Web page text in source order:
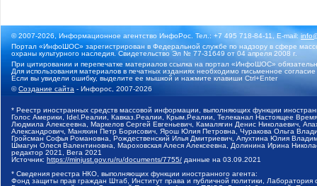
© 2007-2026, Информационное агентство ИнфоРос. Тел.: +7 495 718-84-11, E-mail:
Портал «ИнфоШОС» зарегистрирован в Федеральной службе по надзору в сфере
охраны культурного наследия. Свидетельство Эл № 77-31649 от 04 апреля 2008 г.
При цитировании и перепечатке материалов ссылка на портал «ИнфоШОС»
Для использования материалов в печатных изданиях необходимо письменное
Если вы увидели ошибку, выделите ее мышкой и нажмите клавиши Ctrl+Enter
©Создание сайта - Инфорос, 2007-2026
* Реестр иностранных средств массовой информации, выполняющих функции
Голос Америки, Idel.Реалии, Кавказ.Реалии, Крым.Реалии, Телеканал Настоящее
Людмила Алексеевна, Маркелов Сергей Евгеньевич, Камалягин Денис Николаевич,
Александрович, Маняхин Петр Борисович, Ярош Юлия Петровна, Чуракова Ольга
Гройсман Софья Романовна, Рождественский Илья Дмитриевич, Апухтина Юлия
Шмагун Олеся Валентиновна, Мароховская Алеся Алексеевна, Долинина Ирина
редактор 2021, Вега 2021
Источник: https://minjust.gov.ru/ru/documents/7755/ данные на 03.09.2021
* Сведения реестра НКО, выполняющих функции иностранного агента:
Фонд защиты прав граждан Штаб, Институт права и публичной политики,